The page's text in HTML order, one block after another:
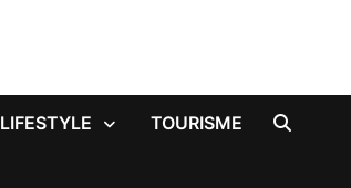
LIFESTYLE TOURISME